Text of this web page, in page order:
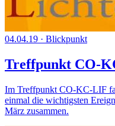
04.04.19 · Blickpunkt
Treffpunkt CO-
Im Treffpunkt CO-KC-LIF
einmal die wichtigsten
März zusammen.